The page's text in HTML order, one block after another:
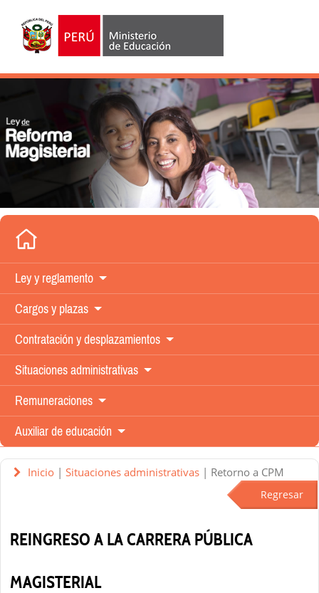
Ley y reglamento
Cargos y plazas
Contratación y desplazamientos
Situaciones administrativas
Remuneraciones
Auxiliar de educación
Regresar
Inicio| Situaciones administrativas| Retorno a CPM
REINGRESO A LA CARRERA PÚBLICA
MAGISTERIAL